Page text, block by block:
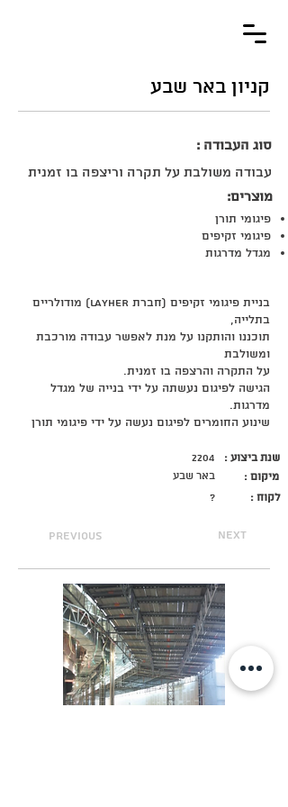
קניון באר שבע
סוג העבודה :
עבודה משולבת על תקרה וריצפה בו זמנית
מוצרים:
פיגומי תורן
פיגומי זקיפים
מגדל מדרגות
בניית פיגומי זקיפים (חברת LAYHER) מודולריים
בתלייה,
תוכננו והותקנו על מנת לאפשר עבודה מורכבת
ומשולבת
על התקרה והרצפה בו זמנית.
הגישה לפיגום נעשתה על ידי בנייה של מגדל
מדרגות.
שינוע החומרים לפיגום נעשה על ידי פיגומי תורן
2204
באר שבע
?
שנת ביצוע :
מיקום :
לקוח :
previous next